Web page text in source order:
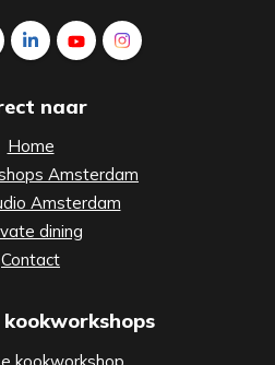
op Facebook Smaak Amsterdam
Volg ons op X Smaak Amsterdam
Volg ons op LinkedIn Smaak
Volg ons op YouTube
Volg ons op
naar
Home
Amsterdam
Amsterdam
dining
Contact
kookworkshop